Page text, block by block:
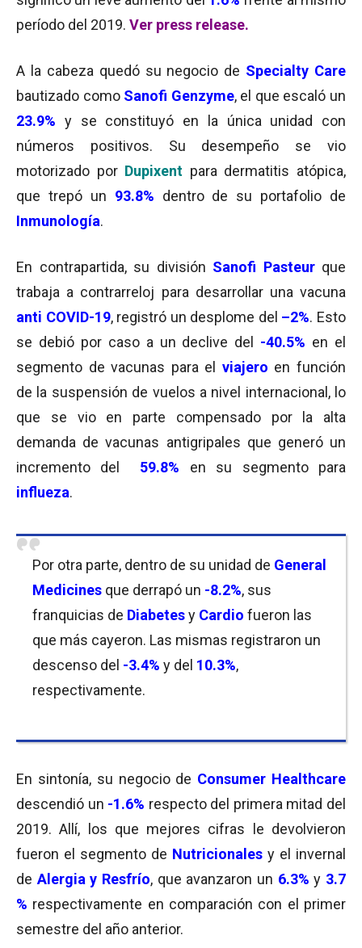
período del 2019. Ver press release.
A la cabeza quedó su negocio de Specialty Care
bautizado como Sanofi Genzyme, el que escaló un
23.9% y se constituyó en la única unidad con
números positivos. Su desempeño se vio
motorizado por Dupixent para dermatitis atópica,
que trepó un 93.8% dentro de su portafolio de
Inmunología.
En contrapartida, su división Sanofi Pasteurque
trabaja a contrarreloj para desarrollar una vacuna
anti COVID-19, registró un desplome del –2%. Esto
se debió por caso a un declive del -40.5% en el
segmento de vacunas para el viajero en función
de la suspensión de vuelos a nivel internacional, lo
que se vio en parte compensado por la alta
demanda de vacunas antigripales que generó un
incremento del 59.8% en su segmento para
influeza.
Por otra parte, dentro de su unidad de General
Medicines que derrapó un -8.2%, sus
franquicias de Diabetesy Cardio fueron las
que más cayeron. Las mismas registraron un
descenso del -3.4% y del 10.3%,
respectivamente.
En sintonía, su negocio de Consumer Healthcare
descendió un -1.6% respecto del primera mitad del
2019. Allí, los que mejores cifras le devolvieron
fueron el segmento de Nutricionales y el invernal
de Alergia y Resfrío, que avanzaron un 6.3% y 3.7
% respectivamente en comparación con el primer
semestre del año anterior.